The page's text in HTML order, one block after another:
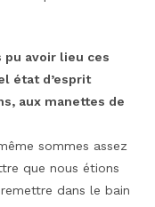
pu avoir lieu ces
état d’esprit
aux manettes de
sommes assez
que nous étions
dans le bain